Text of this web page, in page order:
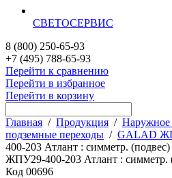
СВЕТОСЕРВИС
8 (800) 250-65-93
+7 (495) 788-65-93
Перейти к сравнению
Перейти в избранное
Перейти в корзину
Главная / Продукция / Наружное
подземные переходы / GALAD
400-203 Атлант : симметр. (подвес)
ЖПУ29-400-203 Атлант : симметр.
Код 00696